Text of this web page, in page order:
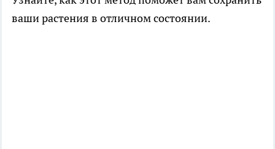
ваши растения в отличном состоянии.